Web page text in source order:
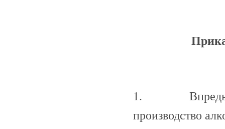
1. Впредь до
производство